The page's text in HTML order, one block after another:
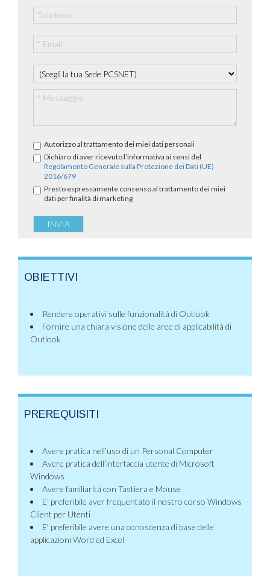
Autorizzo al trattamento dei miei dati personali
Dichiaro di aver ricevuto l’informativa ai sensi del
Regolamento Generale sulla Protezione dei Dati (UE)
2016/679
Presto espressamente consenso al trattamento dei miei
dati per finalità di marketing
OBIETTIVI
Rendere operativi sulle funzionalità di Outlook
Fornire una chiara visione delle aree di applicabilità di
Outlook
PREREQUISITI
Avere pratica nell’uso di un Personal Computer
Avere pratica dell’interfaccia utente di Microsoft
Windows
Avere familiarità con Tastiera e Mouse
E' preferibile aver frequentato il nostro corso Windows
Client per Utenti
E' preferibile avere una conoscenza di base delle
applicazioni Word ed Excel